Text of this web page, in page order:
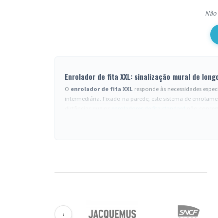
Enrolador de fita XXL: sinalização mural de
O enrolador de fita XXL responde às necessidades
intermediária. Fixado na parede, este sistema de
Aplicações profissionais dos enroladores murais de
criar percursos de visitantes fluidos sem obstrução no
passageiros em distâncias importantes, nomeadamente
Cobertura extensa
: uma única unidade mural cobre
‹